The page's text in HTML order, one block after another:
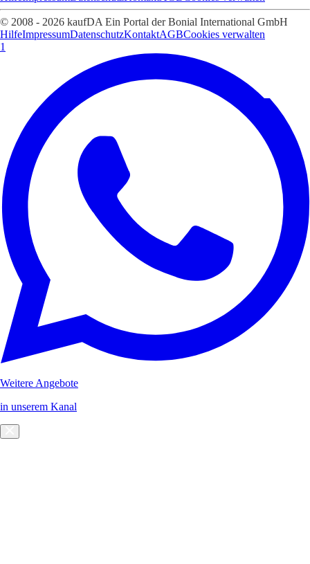
© 2008 - 2026 kaufDA Ein Portal der Bonial International GmbH
HilfeImpressumDatenschutzKontaktAGBCookies verwalten
1
Weitere Angebote
in unserem Kanal